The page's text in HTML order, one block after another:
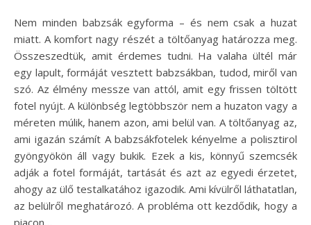
Nem minden babzsák egyforma – és nem csak a huzat
miatt. A komfort nagy részét a töltőanyag határozza meg.
Összeszedtük, amit érdemes tudni. Ha valaha ültél már
egy lapult, formáját vesztett babzsákban, tudod, miről van
szó. Az élmény messze van attól, amit egy frissen töltött
fotel nyújt. A különbség legtöbbször nem a huzaton vagy a
méreten múlik, hanem azon, ami belül van. A töltőanyag az,
ami igazán számít A babzsákfotelek kényelme a polisztirol
gyöngyökön áll vagy bukik. Ezek a kis, könnyű szemcsék
adják a fotel formáját, tartását és azt az egyedi érzetet,
ahogy az ülő testalkatához igazodik. Ami kívülről láthatatlan,
az belülről meghatározó. A probléma ott kezdődik, hogy a